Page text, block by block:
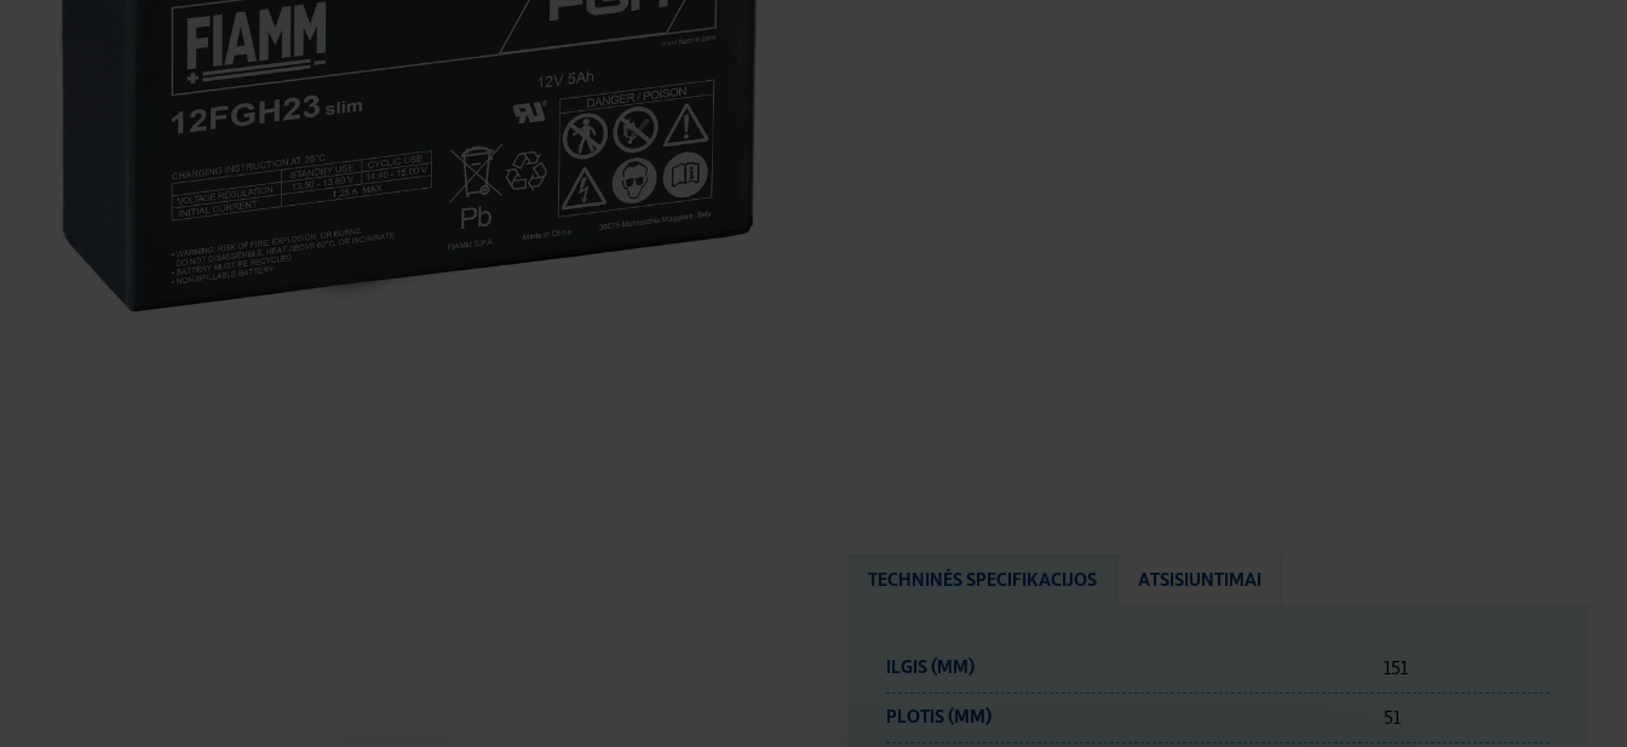
TECHNINĖS SPECIFIKACIJOS ATSISIUNTIMAI
ILGIS (MM) 151
PLOTIS (MM) 51